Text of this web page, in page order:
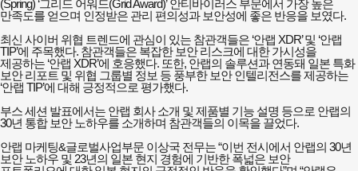
(Spring) ‘그리드 어워드(Grid Award)’ 안티바이러스 부문에서 가장 높은
만족도를 얻으며 인정받은 관리 편의성과 보안성에 좋은 반응을 보였다.
최신 사이버 위협 트렌드에 관심이 있는 참관객들은 ‘안랩 XDR’ 및 ‘안랩
TIP’에 주목했다. 참관객들은 복잡한 보안 리스크에 대한 가시성을
제공하는 ‘안랩 XDR’에 호응했다. 또한, 안랩의 솔루션과 연동돼 일본 특화
보안 리포트 및 위협 그룹별 정보 등 풍부한 보안 인텔리전스를 제공하는
‘안랩 TIP’에 대해 긍정적으로 평가했다.
부스 세션 발표에서는 안랩 회사 소개 및 제품별 기능 설명 등으로 안랩의
30년 통합 보안 노하우를 소개하며 참관객들의 이목을 끌었다.
안랩 마케팅&글로벌사업부문 이상국 전무는 “이번 전시에서 안랩의 30년
보안 노하우 및 23년의 일본 현지 경험에 기반한 폭넓은 보안